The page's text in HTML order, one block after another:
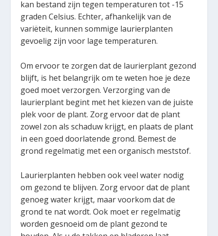
kan bestand zijn tegen temperaturen tot -15
graden Celsius. Echter, afhankelijk van de
variëteit, kunnen sommige laurierplanten
gevoelig zijn voor lage temperaturen.
Om ervoor te zorgen dat de laurierplant gezond
blijft, is het belangrijk om te weten hoe je deze
goed moet verzorgen. Verzorging van de
laurierplant begint met het kiezen van de juiste
plek voor de plant. Zorg ervoor dat de plant
zowel zon als schaduw krijgt, en plaats de plant
in een goed doorlatende grond. Bemest de
grond regelmatig met een organisch meststof.
Laurierplanten hebben ook veel water nodig
om gezond te blijven. Zorg ervoor dat de plant
genoeg water krijgt, maar voorkom dat de
grond te nat wordt. Ook moet er regelmatig
worden gesnoeid om de plant gezond te